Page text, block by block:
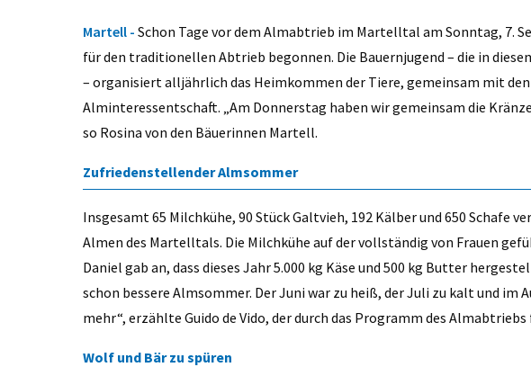
Martell - Schon Tage vor dem Almabtrieb im Martelltal am Sonntag, 7.
für den traditionellen Abtrieb begonnen. Die Bauernjugend – die in
– organisiert alljährlich das Heimkommen der Tiere, gemeinsam mit
Alminteressentschaft. „Am Donnerstag haben wir gemeinsam die
so Rosina von den Bäuerinnen Martell.
Zufriedenstellender Almsommer
Insgesamt 65 Milchkühe, 90 Stück Galtvieh, 192 Kälber und 650 Schafe
Almen des Martelltals. Die Milchkühe auf der vollständig von Frauen
Daniel gab an, dass dieses Jahr 5.000 kg Käse und 500 kg Butter
schon bessere Almsommer. Der Juni war zu heiß, der Juli zu kalt und im
mehr“, erzählte Guido de Vido, der durch das Programm des
Wolf und Bär zu spüren